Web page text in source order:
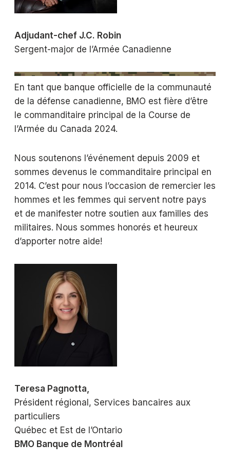
Adjudant-chef J.C. Robin
Sergent-major de l’Armée Canadienne
En tant que banque officielle de la communauté
de la défense canadienne, BMO est fière d’être
le commanditaire principal de la Course de
l’Armée du Canada 2024.
Nous soutenons l’événement depuis 2009 et
sommes devenus le commanditaire principal en
2014. C’est pour nous l’occasion de remercier les
hommes et les femmes qui servent notre pays
et de manifester notre soutien aux familles des
militaires. Nous sommes honorés et heureux
d’apporter notre aide!
Teresa Pagnotta,
Président régional, Services bancaires aux
particuliers
Québec et Est de l’Ontario
BMO Banque de Montréal